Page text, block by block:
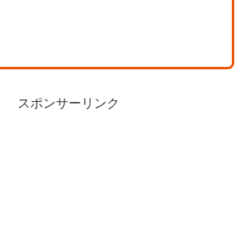
スポンサーリンク